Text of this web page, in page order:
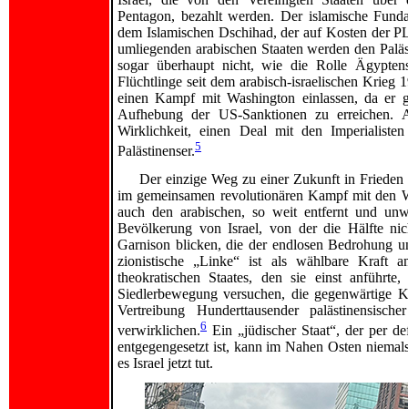
Pentagon, bezahlt werden. Der islamische
dem Islamischen Dschihad, der auf Kosten der
umliegenden arabischen Staaten werden den
sogar überhaupt nicht, wie die Rolle
Flüchtlinge seit dem arabisch-israelischen
einen Kampf mit Washington einlassen, da er
Aufhebung der US-Sanktionen zu
Wirklichkeit, einen Deal mit den
Palästinenser.5
Der einzige Weg zu einer Zukunft in
im gemeinsamen revolutionären Kampf mit den
auch den arabischen, so weit entfernt und
Bevölkerung von Israel, von der die Hälfte
Garnison blicken, die der endlosen Bedrohung
zionistische „Linke“ ist als wählbare Kraft
theokratischen Staates, den sie einst
Siedlerbewegung versuchen, die gegenwärtige
Vertreibung Hunderttausender
verwirklichen.6 Ein „jüdischer Staat“, der per
entgegengesetzt ist, kann im Nahen Osten
es Israel jetzt tut.